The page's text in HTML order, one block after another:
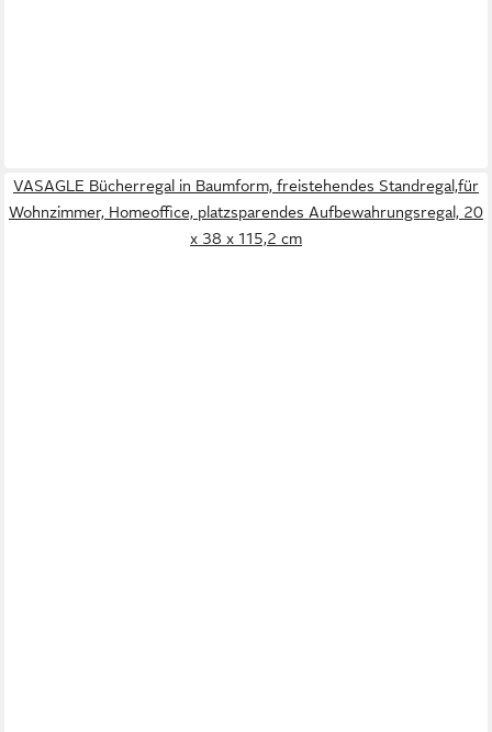
VASAGLE Bücherregal in Baumform, freistehendes Standregal,für
Wohnzimmer, Homeoffice, platzsparendes Aufbewahrungsregal, 20
x 38 x 115,2 cm